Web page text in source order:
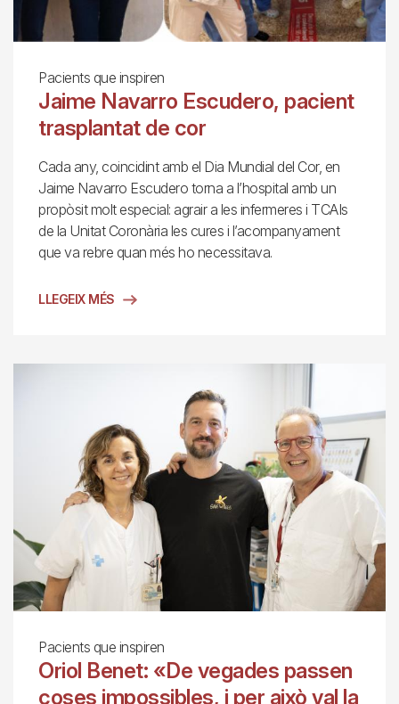
Pacients que inspiren
Jaime Navarro Escudero, pacient
trasplantat de cor
Cada any, coincidint amb el Dia Mundial del Cor, en
Jaime Navarro Escudero torna a l’hospital amb un
propòsit molt especial: agrair a les infermeres i TCAIs
de la Unitat Coronària les cures i l’acompanyament
que va rebre quan més ho necessitava.
LLEGEIX MÉS
Pacients que inspiren
Oriol Benet: «De vegades passen
coses impossibles, i per això val la